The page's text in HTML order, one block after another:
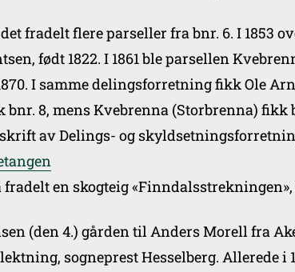
det fradelt flere parseller fra bnr. 6. I 1853
født 1822. I 1861 ble parsellen
I samme delingsforretning fikk Ole
bnr. 8, mens Kvebrenna (Storbrenna) fikk
av Delings- og
en skogteig
(den 4.) gården til Anders Morell fra
sogneprest Hesselberg. Allerede i